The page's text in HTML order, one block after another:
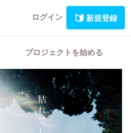
ログイン 新規登録
プロジェクトを始める